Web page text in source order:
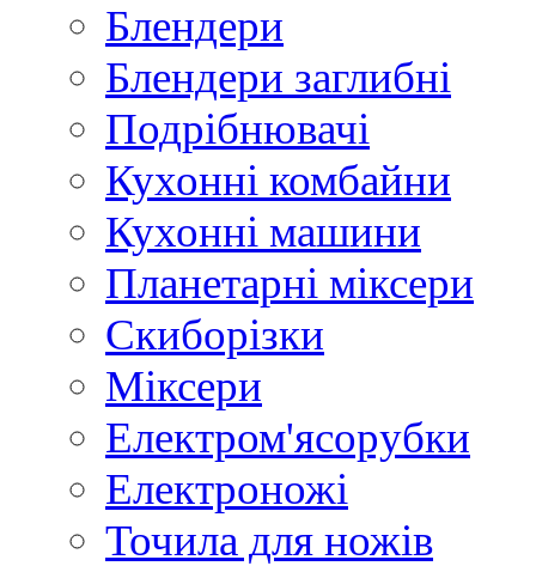
Блендери
Блендери заглибні
Подрібнювачі
Кухонні комбайни
Кухонні машини
Планетарні міксери
Скиборізки
Міксери
Електром'ясорубки
Електроножі
Точила для ножів